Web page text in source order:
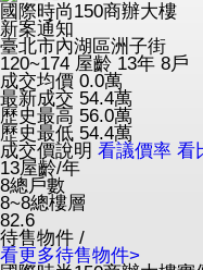
國際時尚150商辦大樓
新案通知
臺北市內湖區洲子街
120~174 屋齡 13年 8戶
成交均價 0.0萬
最新成交 54.4萬
歷史最高 56.0萬
歷史最低 54.4萬
成交價說明 看議價率 看
13屋齡/年
8總戶數
8~8總樓層
82.6
待售物件 /
看更多待售物件>